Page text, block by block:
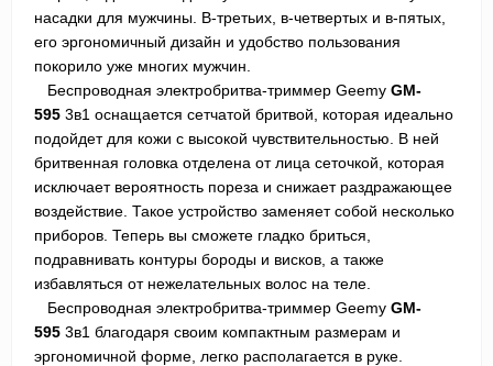
насадки для мужчины. В-третьих, в-четвертых и в-пятых,
его эргономичный дизайн и удобство пользования
покорило уже многих мужчин.
Беспроводная электробритва-триммер Geemy GM-
595 3в1 оснащается сетчатой бритвой, которая идеально
подойдет для кожи с высокой чувствительностью. В ней
бритвенная головка отделена от лица сеточкой, которая
исключает вероятность пореза и снижает раздражающее
воздействие. Такое устройство заменяет собой несколько
приборов. Теперь вы сможете гладко бриться,
подравнивать контуры бороды и висков, а также
избавляться от нежелательных волос на теле.
Беспроводная электробритва-триммер Geemy GM-
595 3в1 благодаря своим компактным размерам и
эргономичной форме, легко располагается в руке.